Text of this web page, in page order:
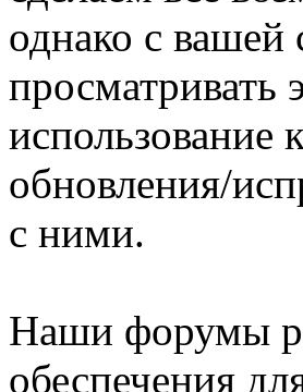
однако с
просматривать
использование
обновления/
с ними.
Наши форумы
обеспечения